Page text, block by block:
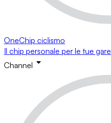
OneChip ciclismo
Il chip personale per le tue gare
Channel